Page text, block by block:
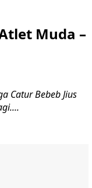
Muda –
Catur Bebeb Jius